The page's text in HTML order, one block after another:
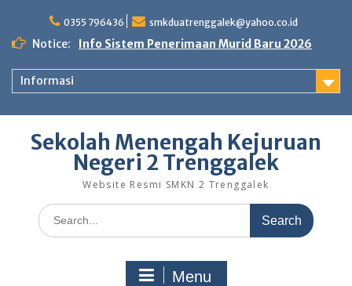
content
0355 796436 smkduatrenggalek@yahoo.co.id
Notice: Info Sistem Penerimaan Murid Baru 2026
Informasi
Sekolah Menengah Kejuruan
Negeri 2 Trenggalek
Website Resmi SMKN 2 Trenggalek
Search
for:
Menu